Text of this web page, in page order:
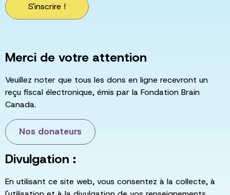
S'inscrire !
Merci de votre attention
Veuillez noter que tous les dons en ligne recevront un
reçu fiscal électronique, émis par la Fondation Brain
Canada.
Nos donateurs
Divulgation :
En utilisant ce site web, vous consentez à la collecte, à